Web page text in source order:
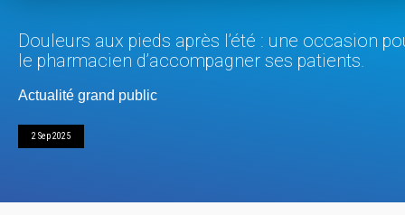
Douleurs aux pieds après l’été : une occasion
le pharmacien d’accompagner ses patients.
Actualité grand public
2 Sep 2025